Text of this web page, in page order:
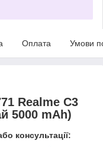
Оплата Умови
Realme C3
5000 mAh)
консультації: